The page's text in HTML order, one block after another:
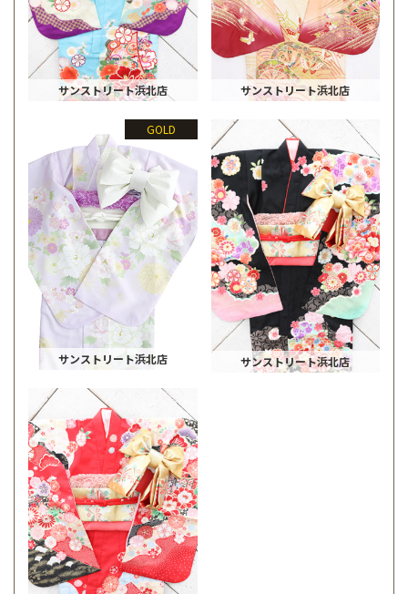
サンストリート浜北店 サンストリート浜北店
GOLD
サンストリート浜北店 サンストリート浜北店